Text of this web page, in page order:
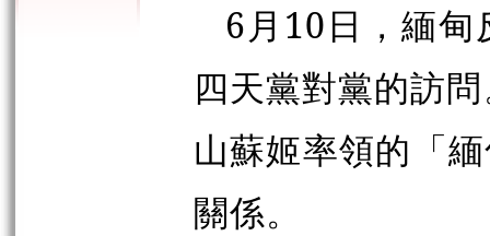
6月10日，緬甸
四天黨對黨的訪
山蘇姬率領的「
關係。